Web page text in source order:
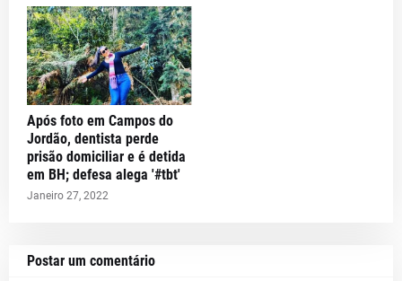
Após foto em Campos do
Jordão, dentista perde
prisão domiciliar e é detida
em BH; defesa alega '#tbt'
Janeiro 27, 2022
Postar um comentário